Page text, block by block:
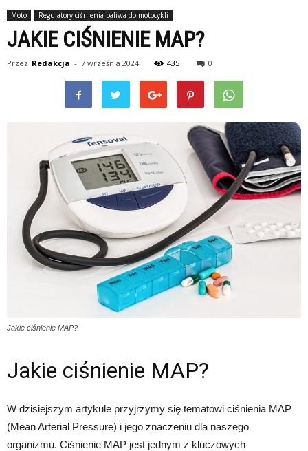
Moto Regulatory ciśnienia paliwa do motocykli
JAKIE CIŚNIENIE MAP?
Przez Redakcja - 7 września 2024 435 0
Jakie ciśnienie MAP?
Jakie ciśnienie MAP?
W dzisiejszym artykule przyjrzymy się tematowi ciśnienia MAP
(Mean Arterial Pressure) i jego znaczeniu dla naszego
organizmu. Ciśnienie MAP jest jednym z kluczowych